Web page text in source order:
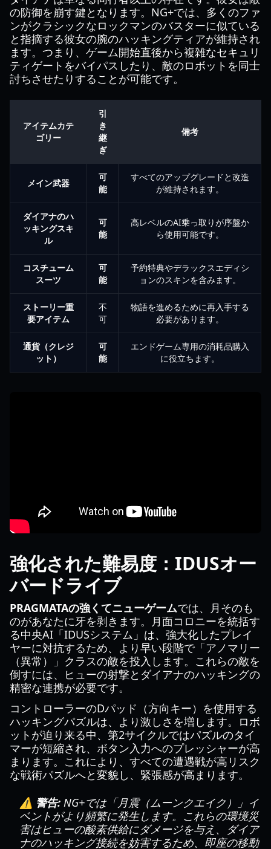
の防御を崩す鍵となります。NG+では、多くのファ
ンがクラシックなロックマンのバスターに似ている
と指摘する彼女の腕のハッキングティアが維持され
ます。つまり、ゲーム開始直後から複雑なセキュリ
ティゲートをバイパスしたり、敵のロボットを同士
討ちさせたりすることが可能です。
アイテムカテ
ゴリー
引
き
継
ぎ
備考
メイン武器
可
能
すべてのアップグレードと改造
が維持されます。
ダイアナのハ
ッキングスキ
ル
可
能
高レベルのAI乗っ取りが序盤か
ら使用可能です。
コスチューム
スーツ
可
能
予約特典やデラックスエディシ
ョンのスキンを含みます。
ストーリー重
要アイテム
不
可
物語を進めるために再入手する
必要があります。
通貨（クレジ
ット）
可
能
エンドゲーム専用の消耗品購入
に役立ちます。
強化された難易度：IDUSオー
バードライブ
PRAGMATAの強くてニューゲームでは、月そのも
のがあなたに牙を剥きます。月面コロニーを統括す
る中央AI「IDUSシステム」は、強大化したプレイ
ヤーに対抗するため、より早い段階で「アノマリー
（異常）」クラスの敵を投入します。これらの敵を
倒すには、ヒューの射撃とダイアナのハッキングの
精密な連携が必要です。
コントローラーのDパッド（方向キー）を使用する
ハッキングパズルは、より激しさを増します。ロボ
ットが迫り来る中、第2サイクルではパズルのタイ
マーが短縮され、ボタン入力へのプレッシャーが高
まります。これにより、すべての遭遇戦が高リスク
な戦術パズルへと変貌し、緊張感が高まります。
⚠️ 警告: NG+では「月震（ムーンクエイク）」イ
ベントがより頻繁に発生します。これらの環境災
害はヒューの酸素供給にダメージを与え、ダイア
ナのハッキング接続を妨害するため、即座の移動